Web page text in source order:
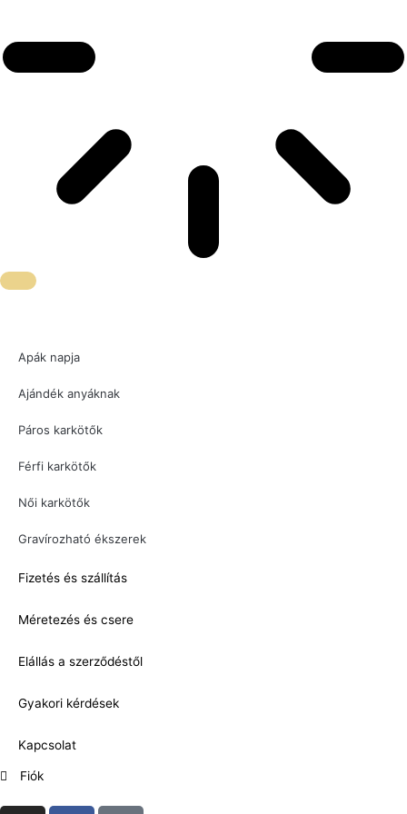
Apák napja
Ajándék anyáknak
Páros karkötők
Férfi karkötők
Női karkötők
Gravírozható ékszerek
Fizetés és szállítás
Méretezés és csere
Elállás a szerződéstől
Gyakori kérdések
Kapcsolat
Fiók